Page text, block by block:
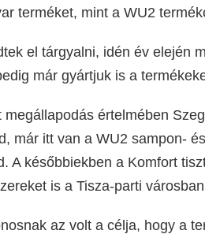
terméket, mint a WU2
el tárgyalni, idén év elején
már gyártjuk is a
megállapodás értelmében
már itt van a WU2 sampon-
A későbbiekben a Komfort
is a Tisza-parti
az volt a célja, hogy a